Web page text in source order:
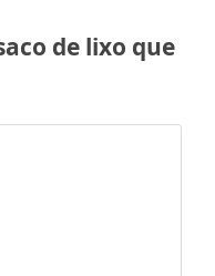
de lixo que